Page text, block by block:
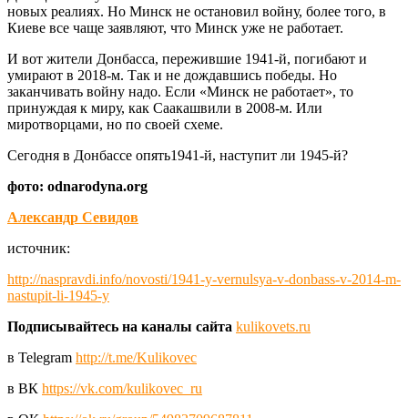
новых реалиях. Но Минск не остановил войну, более того, в
Киеве все чаще заявляют, что Минск уже не работает.
И вот жители Донбасса, пережившие 1941-й, погибают и
умирают в 2018-м. Так и не дождавшись победы. Но
заканчивать войну надо. Если «Минск не работает», то
принуждая к миру, как Саакашвили в 2008-м. Или
миротворцами, но по своей схеме.
Сегодня в Донбассе опять1941-й, наступит ли 1945-й?
фото: odnarodyna.org
Александр Севидов
источник:
http://naspravdi.info/novosti/1941-y-vernulsya-v-donbass-v-2014-m-
nastupit-li-1945-y
Подписывайтесь на каналы сайта kulikovets.ru
в Telegram http://t.me/Kulikovec
в ВК https://vk.com/kulikovec_ru